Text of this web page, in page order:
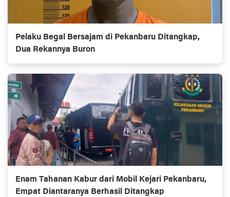
Pelaku Begal Bersajam di Pekanbaru Ditangkap,
Dua Rekannya Buron
Enam Tahanan Kabur dari Mobil Kejari Pekanbaru,
Empat Diantaranya Berhasil Ditangkap